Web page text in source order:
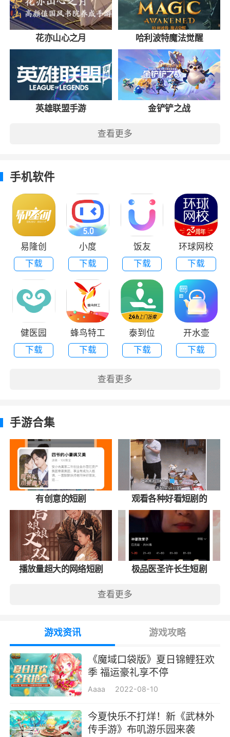
花亦山心之月 哈利波特魔法觉醒
英雄联盟手游 金铲铲之战
查看更多
手机软件
易隆创
下载
小度
下载
饭友
下载
环球网校
下载
健医园
下载
蜂鸟特工
下载
泰到位
下载
开水壶
下载
查看更多
手游合集
有创意的短剧 观看各种好看短剧的
播放量超大的网络短剧 极品医圣许长生短剧
查看更多
游戏资讯 游戏攻略
《魔域口袋版》夏日锦鲤狂欢
季 福运豪礼享不停
Aaaa 2022-08-10
​今夏快乐不打烊！新《武林外
传手游》布叽游乐园来袭